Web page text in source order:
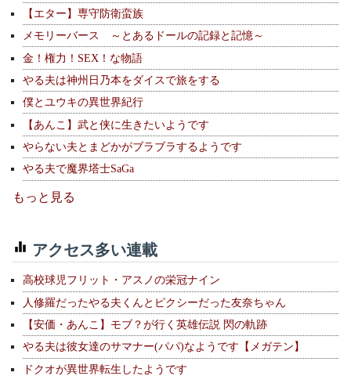
【エター】専守防衛蛮族
メモリーバース ～とあるドールの記録と記憶～
金！権力！SEX！な物語
やる夫は神州日乃本をダイスで旅をする
僕とユウキの異世界紀行
【あんこ】武と侠に生きたいようです
やらない夫とまどかがブラブラするようです
やる夫で魔界塔士SaGa
もっと見る
アクセス多い連載
高校球児フリット・アスノの栄冠ナイン
人修羅だったやる夫くんとピクシーだった友奈ちゃん
【安価・あんこ】モブ？が行く英雄伝説 閃の軌跡
やる夫は彼女達のサマナー(パパ)なようです【メガテン】
ドクオが異世界転生したようです